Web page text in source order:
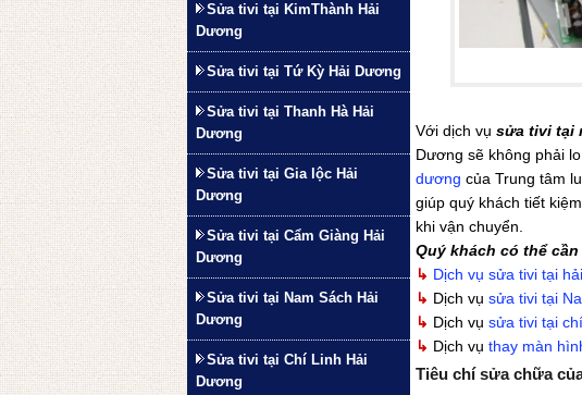
Sửa tivi tại KimThành Hải
Dương
Sửa tivi tại Tứ Kỳ Hải Dương
Sửa tivi tại Thanh Hà Hải
Dương
Sửa tivi tại Gia lộc Hải
Dương
Sửa tivi tại Cẩm Giàng Hải
Dương
Sửa tivi tại Nam Sách Hải
Dương
Sửa tivi tại Chí Linh Hải
Dương
Với dịch vụ sửa tivi tại
Dương sẽ không phải
dương của Trung tâm
giúp quý khách tiết
khi vận chuyển.
Quý khách có thể cần
↳ Dịch vụ sửa tivi tại
↳ Dịch vụ sửa tivi tại
↳ Dịch vụ sửa tivi tại
↳ Dịch vụ thay màn
Tiêu chí sửa chữa